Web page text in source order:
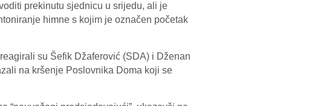
prekinutu sjednicu u srijedu, ali je
himne s kojim je označen početak
su Šefik Džaferović (SDA) i Dženan
na kršenje Poslovnika Doma koji se